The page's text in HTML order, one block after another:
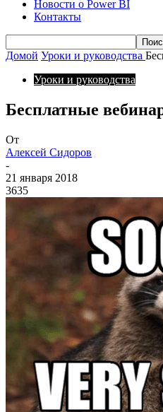
Новости о Power BI
Контакты
Домой Уроки и руководства
Уроки и руководства
Бесплатные
От
Алексей Сидоров
-
21 января 2018
3635